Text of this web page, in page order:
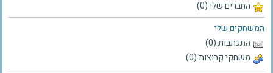
החברים שלי (0)
המשחקים שלי
התכתבות (0)
משחקי קבוצות (0)